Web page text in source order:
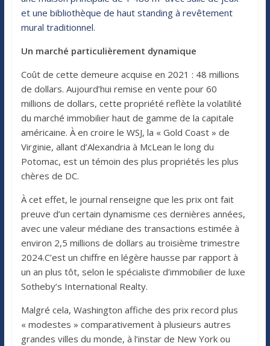
et une bibliothèque de haut standing à revêtement
mural traditionnel.
Un marché particulièrement dynamique
Coût de cette demeure acquise en 2021 : 48 millions
de dollars. Aujourd’hui remise en vente pour 60
millions de dollars, cette propriété reflète la volatilité
du marché immobilier haut de gamme de la capitale
américaine. À en croire le WSJ, la « Gold Coast » de
Virginie, allant d’Alexandria à McLean le long du
Potomac, est un témoin des plus propriétés les plus
chères de DC.
À cet effet, le journal renseigne que les prix ont fait
preuve d’un certain dynamisme ces dernières années,
avec une valeur médiane des transactions estimée à
environ 2,5 millions de dollars au troisième trimestre
2024.C’est un chiffre en légère hausse par rapport à
un an plus tôt, selon le spécialiste d’immobilier de luxe
Sotheby’s International Realty.
Malgré cela, Washington affiche des prix record plus
« modestes » comparativement à plusieurs autres
grandes villes du monde, à l’instar de New York ou